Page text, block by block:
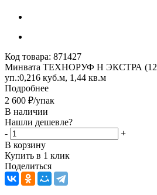
Код товара: 871427
Минвата ТЕХНОРУФ Н ЭКСТРА
уп.:0,216 куб.м, 1,44 кв.м
Подробнее
2 600 ₽/упак
В наличии
Нашли дешевле?
-
+
В корзину
Купить в 1 клик
Поделиться